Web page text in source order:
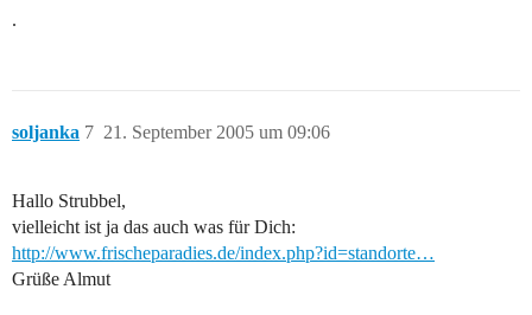
.
soljanka 21. September 2005 um 09:06
7
Hallo Strubbel,
vielleicht ist ja das auch was für Dich:
http://www.frischeparadies.de/index.php?id=standorte…
Grüße Almut